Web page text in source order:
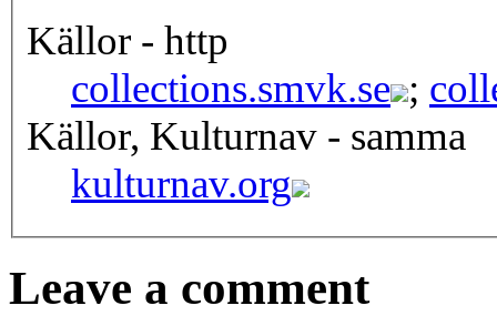
Källor - http
collections.smvk.se ;
Källor, Kulturnav - samma
kulturnav.org
Leave a comment